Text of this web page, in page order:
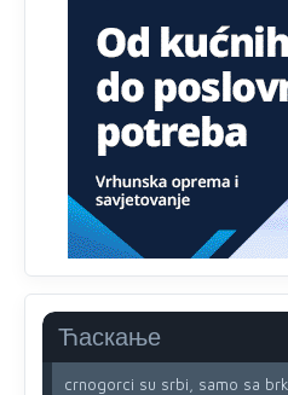
Ћаскање
Ovo pravilo jeste unijelo
su u pitanju starije osobe,
drhtavom rukom
Анонимно2819033 8/8/2026
Yes,nekada je bila corava
coravi biraci.
Анонимно2553747 8/8/2026
muvjerujem.tekmi je 50
Анонимно2800732
crnogorci su srbi, samo sa